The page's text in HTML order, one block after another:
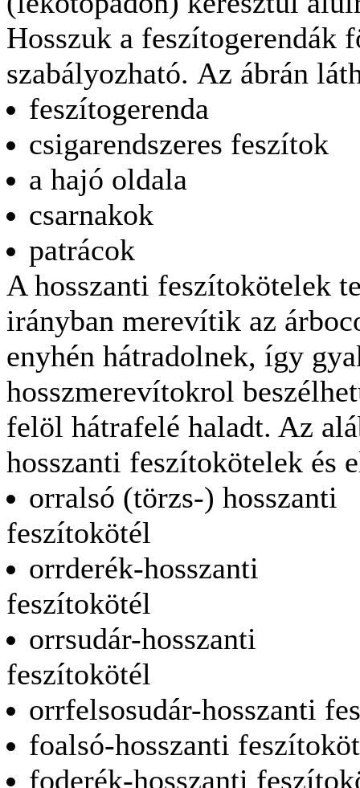
Hosszuk a feszítogerendák
szabályozható. Az ábrán
feszítogerenda
csigarendszeres feszítok
a hajó oldala
csarnakok
patrácok
A hosszanti feszítokötelek
irányban merevítik az
enyhén hátradolnek, így
hosszmerevítokrol
felöl hátrafelé haladt. Az
hosszanti feszítokötelek és
orralsó (törzs-) hosszanti
feszítokötél
orrderék-hosszanti
feszítokötél
orrsudár-hosszanti
feszítokötél
orrfelsosudár-hosszanti
foalsó-hosszanti
foderék-hosszanti